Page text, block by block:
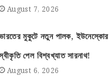
August 7, 2026
মুকুটে নতুন পালক, ইউনেস্কোর
পেল বিশ্বখ্যাত সারনাথ!
August 6, 2026